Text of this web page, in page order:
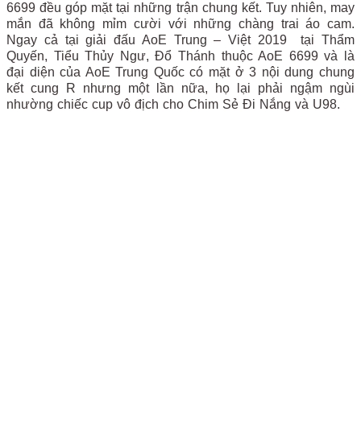
6699 đều góp mặt tại những trận chung kết. Tuy nhiên, may
mắn đã không mỉm cười với những chàng trai áo cam.
Ngay cả tại giải đấu AoE Trung – Việt 2019
tại Thẩm
Quyến, Tiểu Thủy Ngư, Đổ Thánh thuộc AoE 6699 và là
đại diện của AoE Trung Quốc có mặt ở 3 nội dung chung
kết cung R nhưng một lần nữa, họ lại phải ngậm ngùi
nhường chiếc cup vô địch cho Chim Sẻ Đi Nắng và U98.